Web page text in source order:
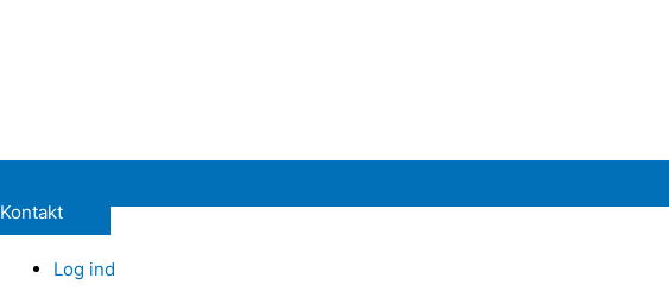
Kontakt
Log ind